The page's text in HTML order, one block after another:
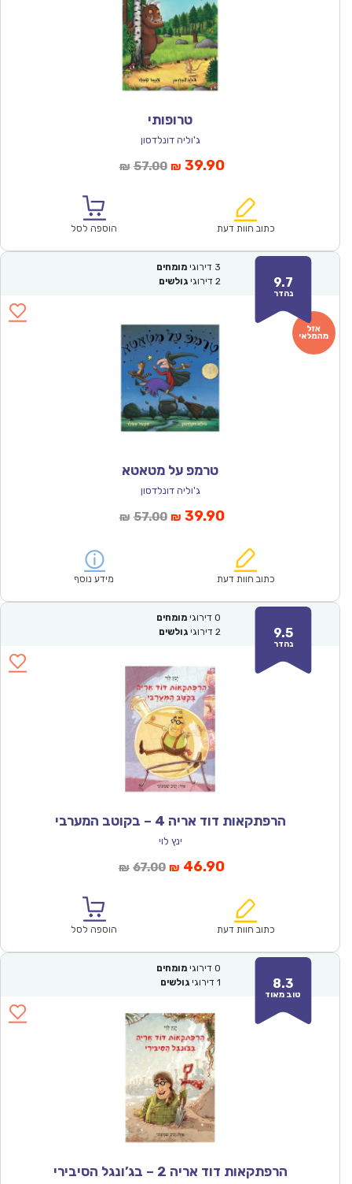
טרופותי
ג'וליה דונלדסון
₪ 57.00המחיר
₪57.00.
₪ 39.90המחיר
הוא:
כתוב חוות דעת הוספה לסל
9.7
נהדר
3 דירוגי מומחים
2 דירוגי גולשים
טרמפ על מטאטא
ג'וליה דונלדסון
₪ 57.00המחיר
₪57.00.
₪ 39.90המחיר
הוא:
כתוב חוות דעת מידע נוסף
9.5
נהדר
0 דירוגי מומחים
2 דירוגי גולשים
הרפתקאות דוד אריה 4 – בקוטב המערבי
ינץ לוי
₪ 67.00המחיר
₪67.00.
₪ 46.90המחיר
הוא:
כתוב חוות דעת הוספה לסל
8.3
טוב מאוד
0 דירוגי מומחים
1 דירוגי גולשים
הרפתקאות דוד אריה 2 – בג’ונגל הסיבירי